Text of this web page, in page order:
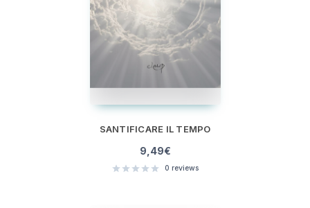
SANTIFICARE IL TEMPO
9,49€
0 reviews